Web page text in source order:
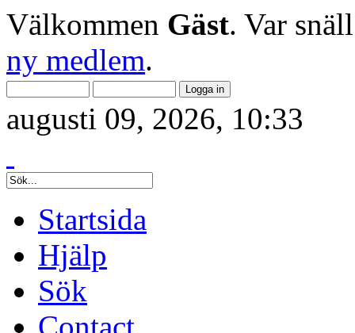
Välkommen Gäst. Var
ny medlem.
augusti 09, 2026, 10:33
Startsida
Hjälp
Sök